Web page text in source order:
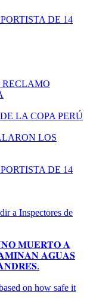
DE 14
RECLAMO
LA COPA PERÚ
LOS
DE 14
a Inspectores de
𝐌𝐔𝐄𝐑𝐓𝐎 𝐀
𝐀𝐆𝐔𝐀𝐒
on how safe it